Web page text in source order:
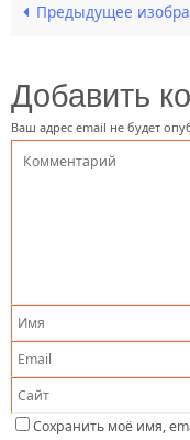
Предыдущее
Добавить
Ваш адрес email не будет
Сохранить моё имя,